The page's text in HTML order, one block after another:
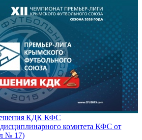
КДК КФС
комитета КФС от
№ 17)